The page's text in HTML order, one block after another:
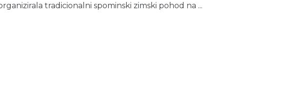
tradicionalni spominski zimski pohod na ...